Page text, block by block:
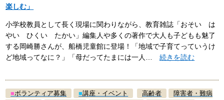
楽しむ」
小学校教員として長く現場に関わりながら、教育雑誌「おそい は
やい ひくい たかい」編集人や多くの著作で大人も子どもも魅了
する岡崎勝さんが、船橋児童館に登場！「地域で子育てっていうけ
ど地域ってなに？」「母だってたまには一人…続きを読む
■ボランティア募集 ■講座・イベント 高齢者
障害者・難病